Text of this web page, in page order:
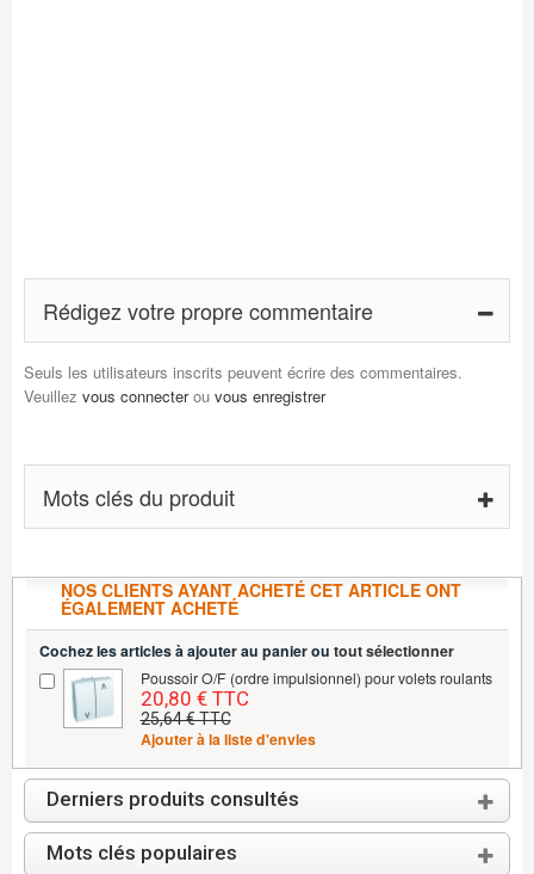
Rédigez votre propre commentaire
Seuls les utilisateurs inscrits peuvent écrire des commentaires.
Veuillez vous connecterou vous enregistrer
Mots clés du produit
NOS CLIENTS AYANT ACHETÉ CET ARTICLE ONT
ÉGALEMENT ACHETÉ
Cochez les articles à ajouter au panier ou tout sélectionner
Poussoir O/F (ordre impulsionnel) pour volets roulants
20,80 € TTC
25,64 € TTC
Ajouter à la liste d'envies
Derniers produits consultés
Mots clés populaires